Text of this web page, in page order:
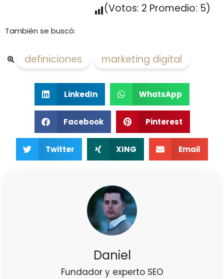
(Votos: 2 Promedio: 5)
También se buscó:
definiciones marketing digital
LinkedIn WhatsApp
Facebook Pinterest
Twitter XING Email
Daniel
Fundador y experto SEO